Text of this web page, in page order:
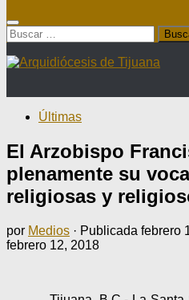
Buscar:
Últimas
El Arzobispo
plenamente su
religiosas y
por Medios · Publicada febrero
febrero 12, 2018